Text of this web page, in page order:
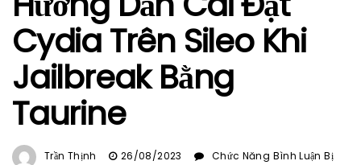
Cydia Trên Sileo Khi
Jailbreak Bằng
Taurine
Trần Thịnh 26/08/2023
Chức Năng Bình Luận Bị